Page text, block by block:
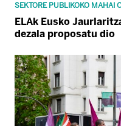
SEKTORE PUBLIKOKO MAHAI
ELAk Eusko
dezala proposatu dio